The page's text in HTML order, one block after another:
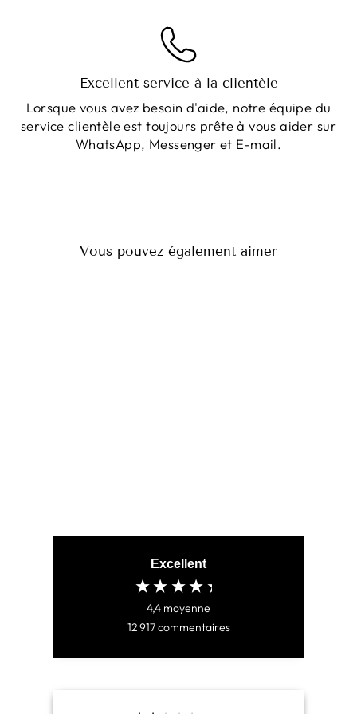
Excellent service à la clientèle
Lorsque vous avez besoin d'aide, notre équipe du
service clientèle est toujours prête à vous aider sur
WhatsApp, Messenger et E-mail.
Vous pouvez également aimer
Excellent
4,4 moyenne
12 917commentaires